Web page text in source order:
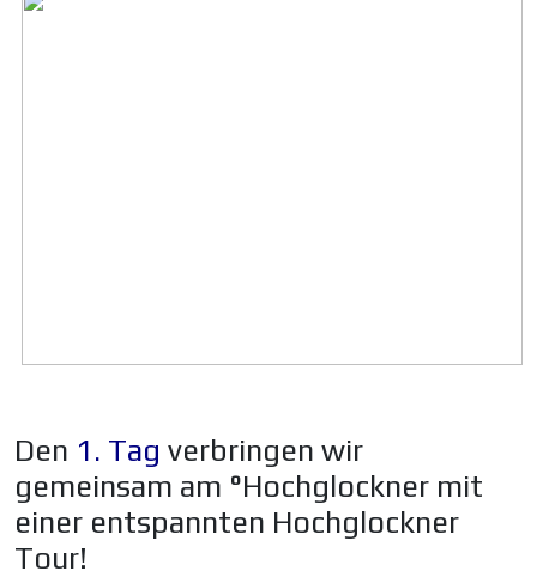
Den 1. Tag verbringen wir
gemeinsam am °Hochglockner mit
einer entspannten Hochglockner
Tour!